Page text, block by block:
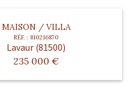
MAISON / VILLA
RÉF. : 810216870
Lavaur (81500)
235 000 €